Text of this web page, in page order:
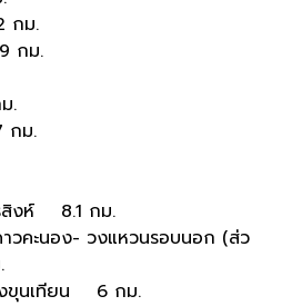
กม.
กม.
.
กม.
สิงห์ 8.1 กม.
วคะนอง- วงแหวนรอบนอก (ส่ว
งขุนเทียน 6 กม.